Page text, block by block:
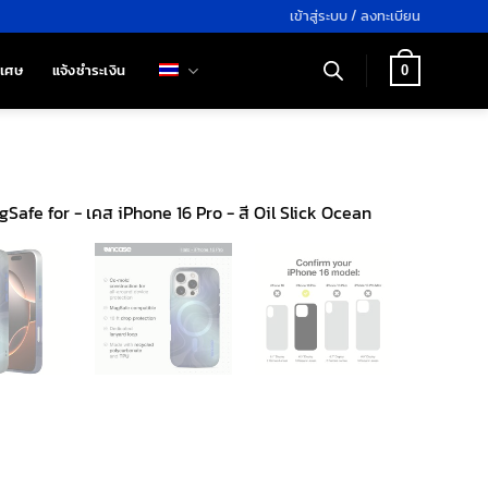
เข้าสู่ระบบ / ลงทะเบียน
ศษ แจ้งชำระเงิน 0